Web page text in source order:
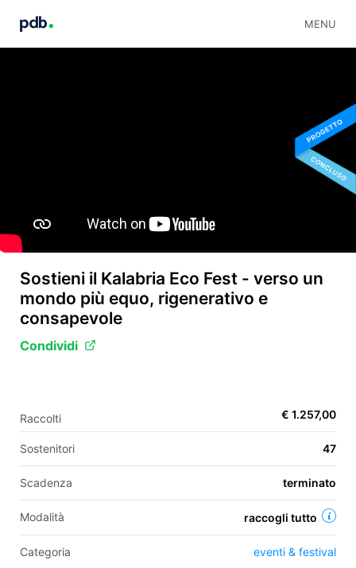
MENU
EN
Sostieni il Kalabria Eco Fest - verso un
mondo più equo, rigenerativo e
consapevole
Condividi
Raccolti € 1.257,00
Sostenitori 47
Scadenza terminato
Modalità raccogli tutto
Categoria eventi & festival